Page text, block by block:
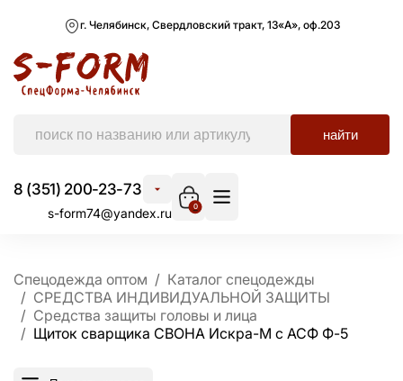
г. Челябинск, Свердловский тракт, 13«А», оф.203
найти
8 (351) 200-23-73
s-form74@yandex.ru 0
Спецодежда оптом
Каталог спецодежды
СРЕДСТВА ИНДИВИДУАЛЬНОЙ ЗАЩИТЫ
Средства защиты головы и лица
Щиток сварщика СВОНА Искра-М с АСФ Ф-5